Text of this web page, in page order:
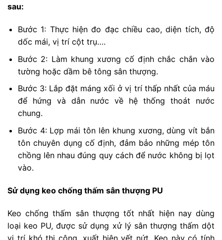
sau:
Bước 1: Thực hiện đo đạc chiều cao, diện tích, độ
dốc mái, vị trí cột trụ….
Bước 2: Làm khung xương cố định chắc chắn vào
tường hoặc dầm bê tông sân thượng.
Bước 3: Lắp đặt máng xối ở vị trí thấp nhất của máu
để hứng và dẫn nước về hệ thống thoát nước
chung.
Bước 4: Lợp mái tôn lên khung xương, dùng vít bắn
tôn chuyên dụng cố định, đảm bảo những mép tôn
chồng lên nhau đúng quy cách để nước không bị lọt
vào.
Sử dụng keo chống thấm sân thượng PU
Keo chống thấm sân thượng tốt nhất hiện nay dùng
loại keo PU, được sử dụng xử lý sân thượng thấm dột
vị trí khó thi công, xuất hiện vết nứt. Keo này có tính